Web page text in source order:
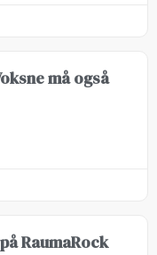
må også
RaumaRock